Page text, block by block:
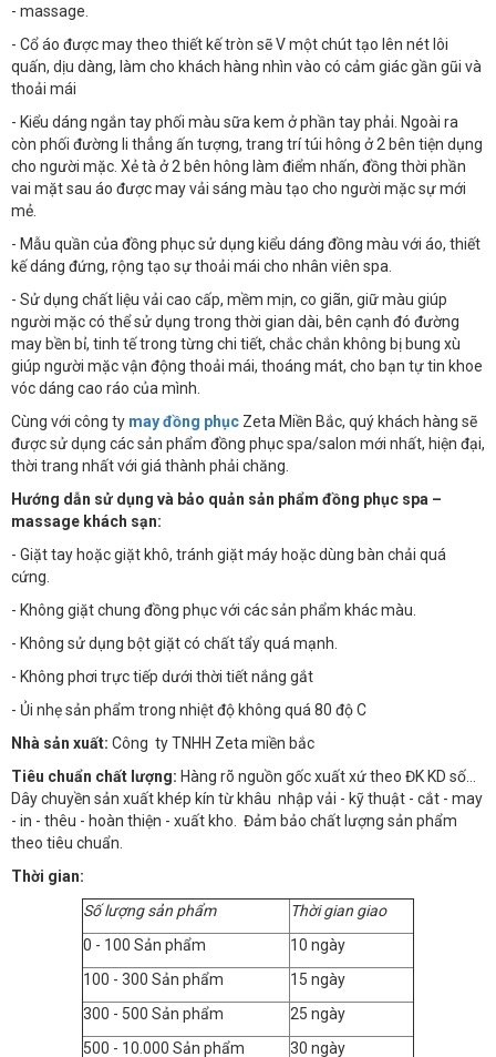
- massage.
- Cổ áo được may theo thiết kế tròn sẽ V một chút tạo lên nét lôi
quấn, dịu dàng, làm cho khách hàng nhìn vào có cảm giác gần gũi và
thoải mái
- Kiểu dáng ngắn tay phối màu sữa kem ở phần tay phải. Ngoài ra
còn phối đường li thẳng ấn tượng, trang trí túi hông ở 2 bên tiện dụng
cho người mặc. Xẻ tà ở 2 bên hông làm điểm nhấn, đồng thời phần
vai mặt sau áo được may vải sáng màu tạo cho người mặc sự mới
mẻ.
- Mẫu quần của đồng phục sử dụng kiểu dáng đồng màu với áo, thiết
kế dáng đứng, rộng tạo sự thoải mái cho nhân viên spa.
- Sử dụng chất liệu vải cao cấp, mềm mịn, co giãn, giữ màu giúp
người mặc có thể sử dụng trong thời gian dài, bên cạnh đó đường
may bền bỉ, tinh tế trong từng chi tiết, chắc chắn không bị bung xù
giúp người mặc vận động thoải mái, thoáng mát, cho bạn tự tin khoe
vóc dáng cao ráo của mình.
Cùng với công ty may đồng phục Zeta Miền Bắc, quý khách hàng sẽ
được sử dụng các sản phẩm đồng phục spa/salon mới nhất, hiện đại,
thời trang nhất với giá thành phải chăng.
Hướng dẫn sử dụng và bảo quản sản phẩm đồng phục spa –
massage khách sạn:
- Giặt tay hoặc giặt khô, tránh giặt máy hoặc dùng bàn chải quá
cứng.
- Không giặt chung đồng phục với các sản phẩm khác màu.
- Không sử dụng bột giặt có chất tẩy quá mạnh.
- Không phơi trực tiếp dưới thời tiết nắng gắt
- Ủi nhẹ sản phẩm trong nhiệt độ không quá 80 độ C
Nhà sản xuất: Công ty TNHH Zeta miền bắc
Tiêu chuẩn chất lượng: Hàng rõ nguồn gốc xuất xứ theo ĐK KD số…
Dây chuyền sản xuất khép kín từ khâu nhập vải - kỹ thuật - cắt - may
- in - thêu - hoàn thiện - xuất kho. Đảm bảo chất lượng sản phẩm
theo tiêu chuẩn.
Thời gian:
Số lượng sản phẩm
Thời gian giao
0 - 100 Sản phẩm
10 ngày
100 - 300 Sản phẩm
15 ngày
300 - 500 Sản phẩm
25 ngày
500 - 10.000 Sản phẩm
30 ngày